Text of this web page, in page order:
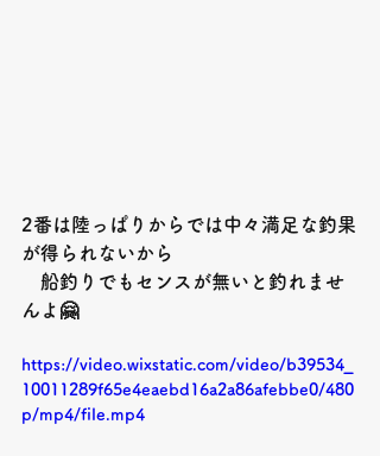
2番は陸っぱりからでは中々満足な釣果
が得られないから
船釣りでもセンスが無いと釣れませ
んよ 🤗
https://video.wixstatic.com/video/b39534_
10011289f65e4eaebd16a2a86afebbe0/480
p/mp4/file.mp4